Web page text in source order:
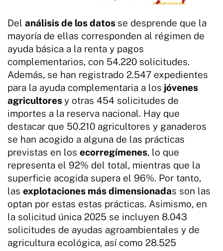
Del análisis de los datos se desprende que la
mayoría de ellas corresponden al régimen de
ayuda básica a la renta y pagos
complementarios, con 54.220 solicitudes.
Además, se han registrado 2.547 expedientes
para la ayuda complementaria a los jóvenes
agricultoresy otras 454 solicitudes de
importes a la reserva nacional. Hay que
destacar que 50.210 agricultores y ganaderos
se han acogido a alguna de las prácticas
previstas en los ecorregímenes, lo que
representa el 92% del total, mientras que la
superficie acogida supera el 96%. Por tanto,
las explotaciones más dimensionadas son las
optan por estas estas prácticas. Asimismo, en
la solicitud única 2025 se incluyen 8.043
solicitudes de ayudas agroambientales y de
agricultura ecológica, así como 28.525